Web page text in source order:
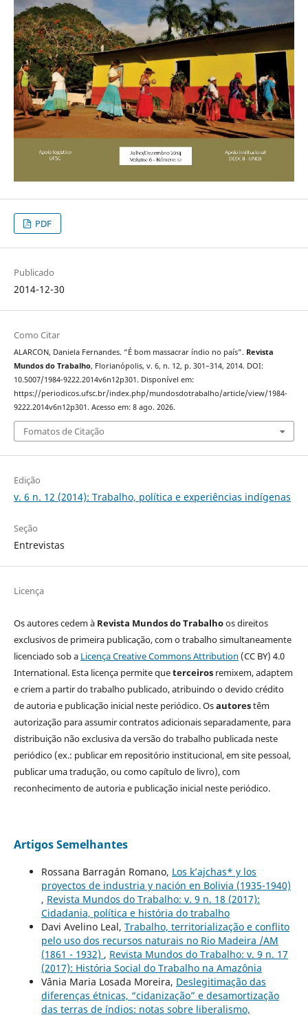
PDF
Publicado
2014-12-30
Como Citar
ALARCON, Daniela Fernandes. “É bom massacrar índio no país”. Revista
Mundos do Trabalho, Florianópolis, v. 6, n. 12, p. 301–314, 2014. DOI:
10.5007/1984-9222.2014v6n12p301. Disponível em:
https://periodicos.ufsc.br/index.php/mundosdotrabalho/article/view/1984-
9222.2014v6n12p301. Acesso em: 8 ago. 2026.
Fomatos de Citação
Edição
v. 6 n. 12 (2014): Trabalho, política e experiências indígenas
Seção
Entrevistas
Licença
Os autores cedem à Revista Mundos do Trabalhoos direitos
exclusivos de primeira publicação, com o trabalho simultaneamente
licenciado sob a Licença Creative Commons Attribution (CC BY) 4.0
International. Esta licença permite queterceirosremixem, adaptem
e criem a partir do trabalho publicado, atribuindo o devido crédito
de autoria e publicação inicial neste periódico. Osautorestêm
autorização para assumir contratos adicionais separadamente, para
distribuição não exclusiva da versão do trabalho publicada neste
periódico (ex.: publicar em repositório institucional, em site pessoal,
publicar uma tradução, ou como capítulo de livro), com
reconhecimento de autoria e publicação inicial neste periódico.
Artigos Semelhantes
Rossana Barragán Romano, Los k’ajchas* y los
proyectos de industria y nación en Bolivia (1935-1940)
, Revista Mundos do Trabalho: v. 9 n. 18 (2017):
Cidadania, política e história do trabalho
Davi Avelino Leal, Trabalho, territorialização e conflito
pelo uso dos recursos naturais no Rio Madeira /AM
(1861 - 1932) , Revista Mundos do Trabalho: v. 9 n. 17
(2017): História Social do Trabalho na Amazônia
Vânia Maria Losada Moreira, Deslegitimação das
diferenças étnicas, “cidanização” e desamortização
das terras de índios: notas sobre liberalismo,